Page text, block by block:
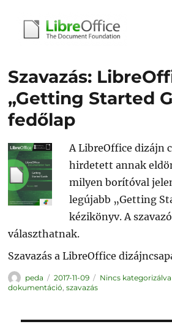
Szavazás:
„Getting Started
fedőlap
A LibreOffice dizájn
hirdetett annak
milyen borítóval
legújabb „Getting
kézikönyv. A
választhatnak.
Szavazás a LibreOffice
Szerző
peda Közzétéve
2017-11-09 Kategória
Nincs kategorizálva
dokumentáció,szavazás